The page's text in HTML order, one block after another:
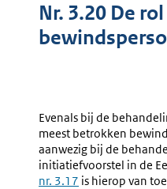
Nr. 3.20 De
Evenals bij de
meest betrokken
aanwezig bij de
initiatiefvoorstel in de
nr. 3.17 is hierop van